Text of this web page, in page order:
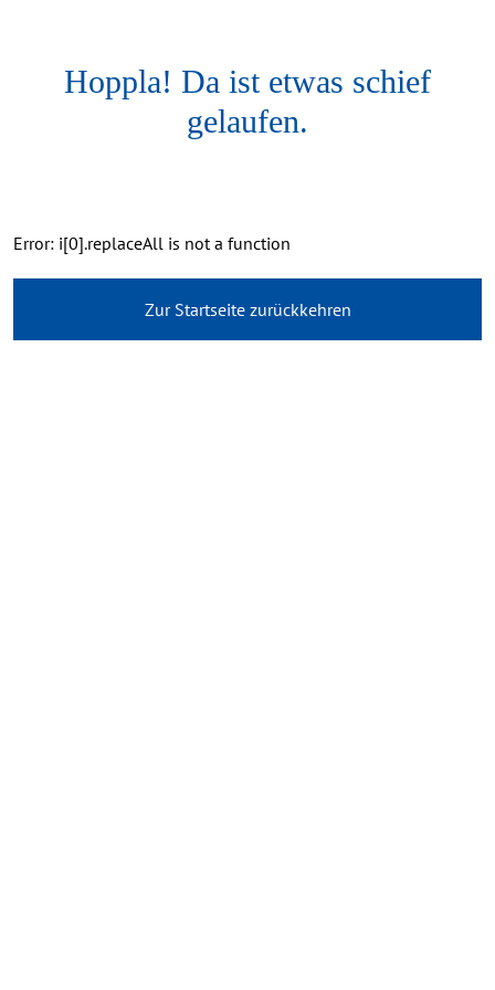
Hoppla! Da ist etwas schief
gelaufen.
Error: i[0].replaceAll is not a function
Zur Startseite zurückkehren